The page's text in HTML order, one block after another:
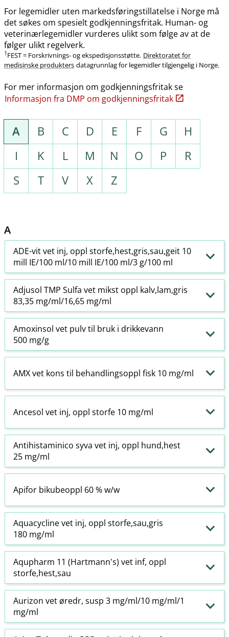
For legemidler uten markedsføringstillatelse i Norge må
det søkes om spesielt godkjenningsfritak. Human- og
veterinærlegemidler vurderes ulikt som følge av at de
følger ulikt regelverk.
1 FEST = Forskrivnings- og ekspedisjonsstøtte. Direktoratet for
medisinske produkters datagrunnlag for legemidler tilgjengelig i Norge.
For mer informasjon om godkjenningsfritak se
Informasjon fra DMP om godkjenningsfritak
A B C D E F G
H
I
K L M N O P
R
S
T V X Z
A
ADE-vit vet inj, oppl storfe,hest,gris,sau,geit 10
mill IE/100 ml/10 mill IE/100 ml/3 g/100 ml
Adjusol TMP Sulfa vet mikst oppl kalv,lam,gris
83,35 mg/ml/16,65 mg/ml
Amoxinsol vet pulv til bruk i drikkevann
500 mg/g
AMX vet kons til behandlingsoppl fisk 10 mg/ml
Ancesol vet inj, oppl storfe 10 mg/ml
Antihistaminico syva vet inj, oppl hund,hest
25 mg/ml
Apifor bikubeoppl 60 % w​/​w
Aquacycline vet inj, oppl storfe,sau,gris
180 mg/ml
Aqupharm 11 (Hartmann's) vet inf, oppl
storfe,hest,sau
Aurizon vet øredr, susp 3 mg/ml/10 mg/ml/1
mg/ml